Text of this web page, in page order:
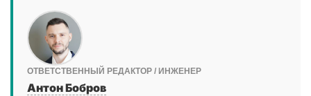
ОТВЕТСТВЕННЫЙ РЕДАКТОР / ИНЖЕНЕР
Антон Бобров